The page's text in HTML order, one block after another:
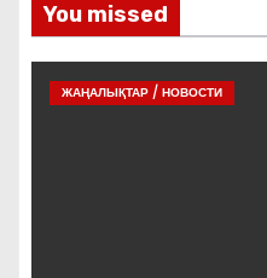
You missed
ЖАҢАЛЫҚТАР / НОВОСТИ